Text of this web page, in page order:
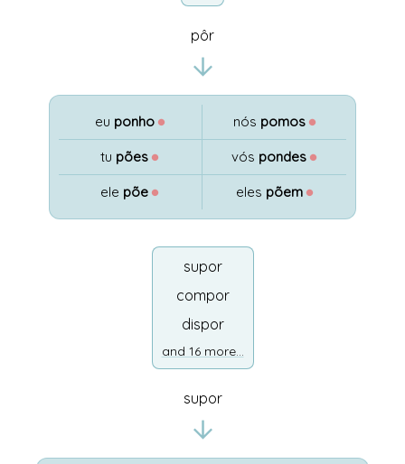
pôr
eu ponho ●
tu pões ●
ele põe ●
nós pomos ●
vós pondes ●
eles põem ●
supor
compor
dispor
and 16 more...
supor